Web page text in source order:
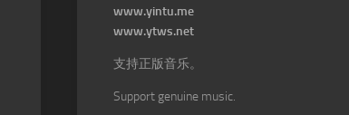
www.yintu.me
www.ytws.net
支持正版音乐。
Support genuine music.